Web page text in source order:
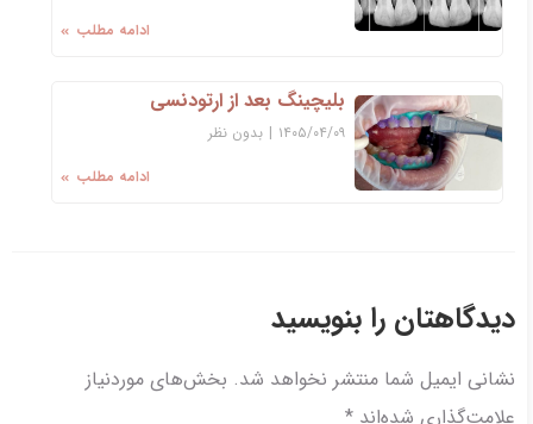
ادامه مطلب
بلیچینگ بعد از ارتودنسی
۱۴۰۵/۰۴/۰۹ | بدون نظر
ادامه مطلب
دیدگاهتان را بنویسید
نشانی ایمیل شما منتشر نخواهد شد. بخش‌های موردنیاز
علامت‌گذاری شده‌اند *